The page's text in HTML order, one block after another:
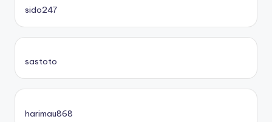
sido247
sastoto
harimau868